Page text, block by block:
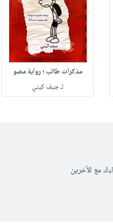
مذكرات طالب ؛ رواية مصو
لـ جيف كيني
مع الأخرين